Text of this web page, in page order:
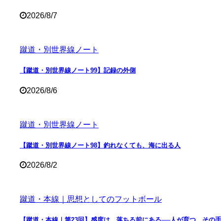
2026/8/7
蹴道・別世界線ノート
【蹴道・別世界線ノート99】記録の外側
2026/8/6
蹴道・別世界線ノート
【蹴道・別世界線ノート98】釣れなくても、海に出る人
2026/8/2
蹴道・本線｜思想としてのフットボール